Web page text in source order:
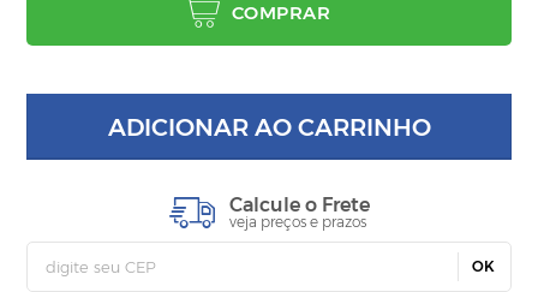
COMPRAR
ADICIONAR AO CARRINHO
Calcule o Frete
veja preços e prazos
OK